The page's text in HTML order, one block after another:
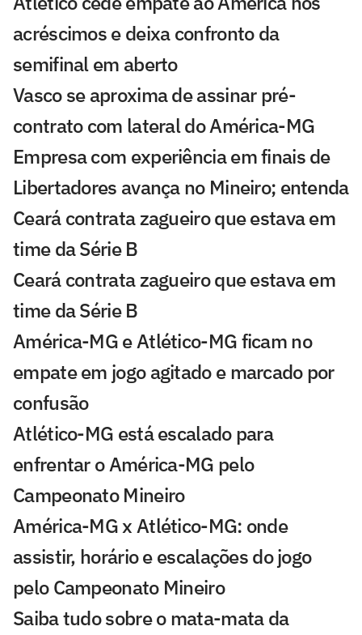
acréscimos e deixa confronto da
semifinal em aberto
Vasco se aproxima de assinar pré-
contrato com lateral do América-MG
Empresa com experiência em finais de
Libertadores avança no Mineiro; entenda
Ceará contrata zagueiro que estava em
time da Série B
Ceará contrata zagueiro que estava em
time da Série B
América-MG e Atlético-MG ficam no
empate em jogo agitado e marcado por
confusão
Atlético-MG está escalado para
enfrentar o América-MG pelo
Campeonato Mineiro
América-MG x Atlético-MG: onde
assistir, horário e escalações do jogo
pelo Campeonato Mineiro
Saiba tudo sobre o mata-mata da